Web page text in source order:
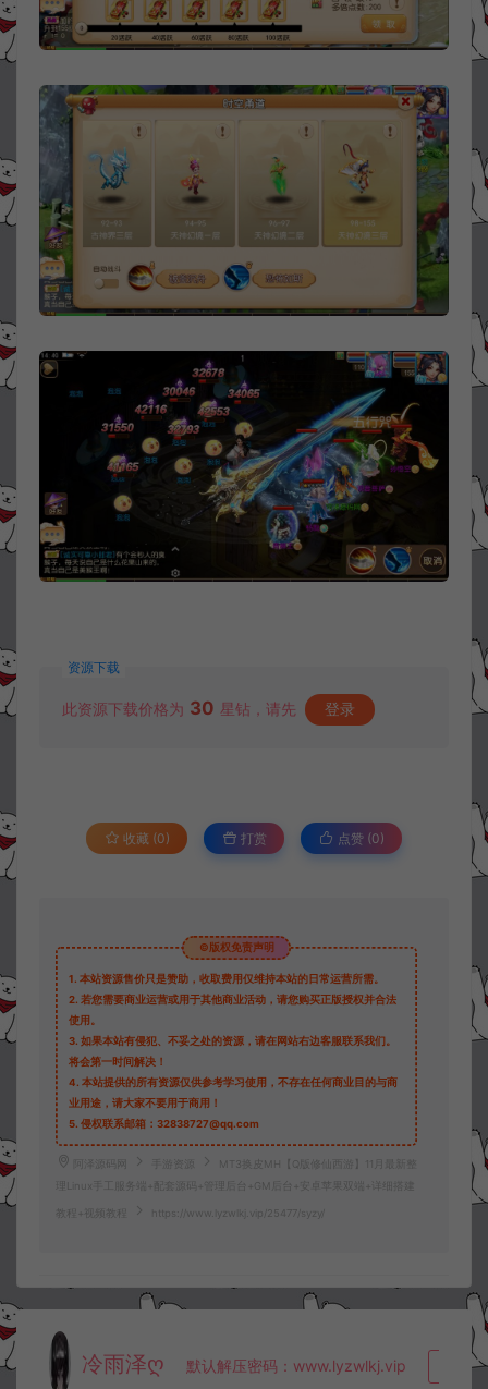
资源下载
此资源下载价格为 30 星钻，请先 登录
收藏 (0) 打赏 点赞 (0)
©版权免责声明
1. 本站资源售价只是赞助，收取费用仅维持本站的日常运营所需。
2. 若您需要商业运营或用于其他商业活动，请您购买正版授权并合法
使用。
3. 如果本站有侵犯、不妥之处的资源，请在网站右边客服联系我们。
将会第一时间解决！
4. 本站提供的所有资源仅供参考学习使用，不存在任何商业目的与商
业用途，请大家不要用于商用！
5. 侵权联系邮箱：32838727@qq.com
阿泽源码网 手游资源
MT3换皮MH【Q版修仙西游】11月最新整
理Linux手工服务端+配套源码+管理后台+GM后台+安卓苹果双端+详细搭建
教程+视频教程 https://www.lyzwlkj.vip/25477/syzy/
冷雨泽ღ 默认解压密码：www.lyzwlkj.vip 复